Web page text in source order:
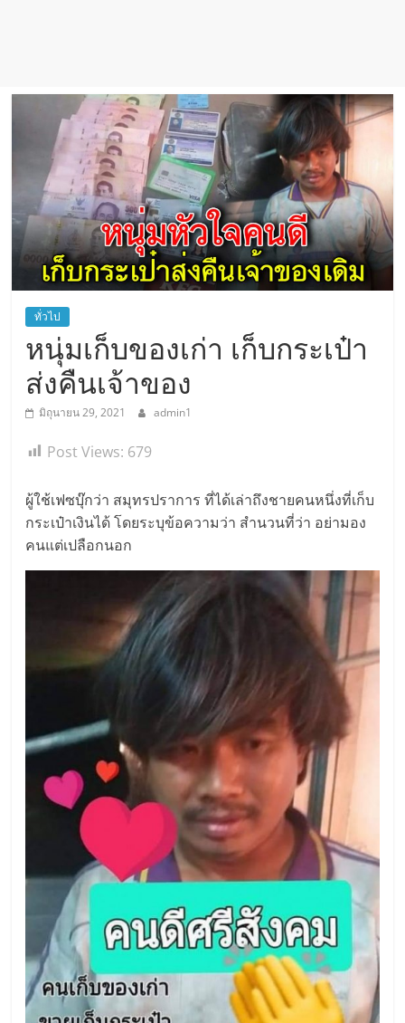
ทั่วไป
หนุ่มเก็บของเก่า เก็บกระเป๋า
ส่งคืนเจ้าของ
มิถุนายน 29, 2021 admin1
Post Views: 679
ผู้ใช้เฟซบุ๊กว่า สมุทรปราการ ที่ได้เล่าถึงชายคนหนึ่งที่เก็บ
กระเป๋าเงินได้ โดยระบุข้อความว่า สำนวนที่ว่า อย่ามอง
คนแต่เปลือกนอก